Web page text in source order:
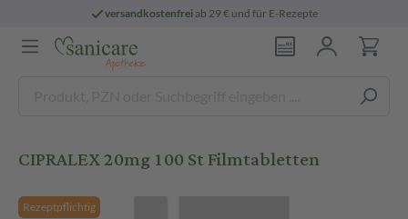
versandkostenfreiab 29 € und für E-Rezepte
CIPRALEX 20mg 100 St Filmtabletten
Rezeptpflichtig